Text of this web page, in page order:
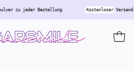
zu jeder Bestellung Kostenloser